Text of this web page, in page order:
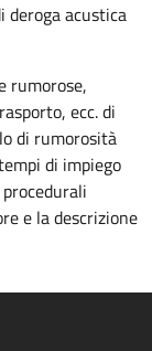
deroga acustica
rumorose,
ecc. di
di rumorosità
di impiego
e la descrizione